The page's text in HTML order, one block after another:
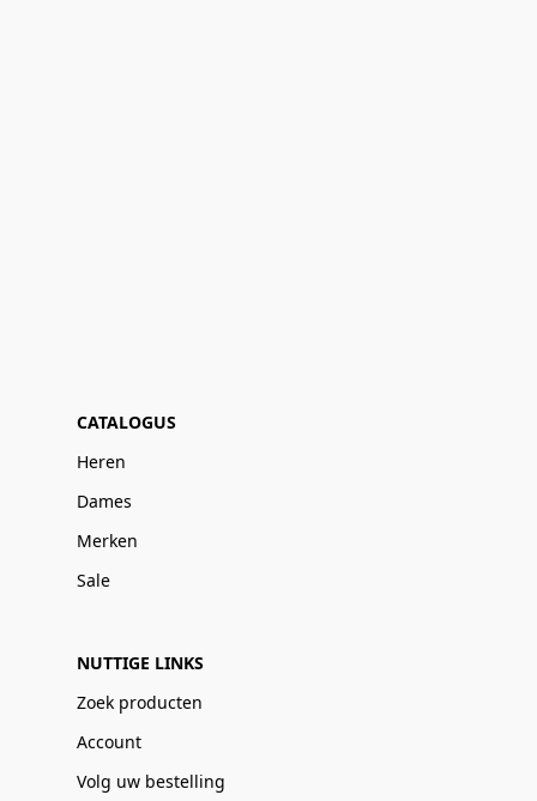
CATALOGUS
Heren
Dames
Merken
Sale
NUTTIGE LINKS
Zoek producten
Account
Volg uw bestelling